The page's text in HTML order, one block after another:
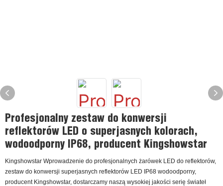
Profesjonalny zestaw do konwersji
reflektorów LED o superjasnych kolorach,
wodoodporny IP68, producent Kingshowstar
Kingshowstar Wprowadzenie do profesjonalnych żarówek LED do reflektorów,
zestaw do konwersji superjasnych reflektorów LED IP68 wodoodporny,
producent Kingshowstar, dostarczamy naszą wysokiej jakości serię świateł